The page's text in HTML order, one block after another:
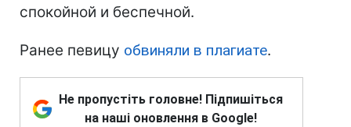
спокойной и беспечной.
Ранее певицу обвиняли в плагиате.
Не пропустіть головне! Підпишіться
на наші оновлення в Google!